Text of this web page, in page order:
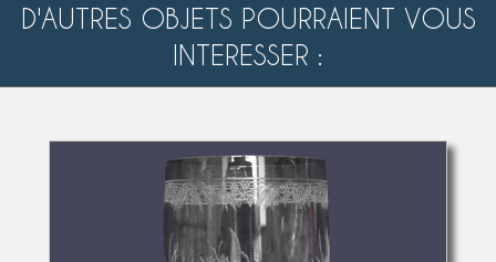
D'AUTRES OBJETS POURRAIENT VOUS
INTERESSER :